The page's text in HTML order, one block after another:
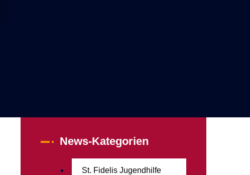
News-Kategorien
St. Fidelis Jugendhilfe